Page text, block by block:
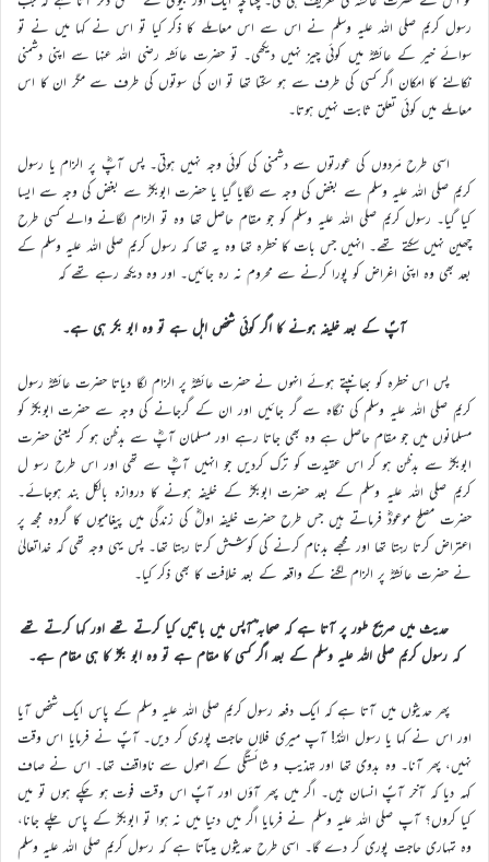
رسول کریم صلی اللہ علیہ وسلم نے اس سے اس معاملے کا ذکر کیا تو اس نے کہا میں نے تو
سوائے خیر کے عائشہؓ میں کوئی چیز نہیں دیکھی۔ تو حضرت عائشہ رضی اللہ عنہا سے اپنی دشمنی
نکالنے کا امکان اگر کسی کی طرف سے ہو سکتا تھا تو ان کی سوتوں کی طرف سے مگر ان کا اس
معاملے میں کوئی تعلق ثابت نہیں ہوتا۔
اسی طرح مَردوں کی عورتوں سے دشمنی کی کوئی وجہ نہیں ہوتی۔ پس آپؓ پر الزام یا رسول
کریم صلی اللہ علیہ وسلم سے بغض کی وجہ سے لگایا گیا یا حضرت ابوبکرؓ سے بغض کی وجہ سے ایسا
کیا گیا۔ رسول کریم صلی اللہ علیہ وسلم کو جو مقام حاصل تھا وہ تو الزام لگانے والے کسی طرح
چھین نہیں سکتے تھے۔ انہیں جس بات کا خطرہ تھا وہ یہ تھا کہ رسول کریم صلی اللہ علیہ وسلم کے
بعد بھی وہ اپنی اغراض کو پورا کرنے سے محروم نہ رہ جائیں۔ اور وہ دیکھ رہے تھے کہ
آپؐ کے بعد خلیفہ ہونے کا اگر کوئی شخص اہل ہے تو وہ ابو بکر ہی ہے۔
پس اس خطرہ کو بھانپتے ہوئے انہوں نے حضرت عائشہؓ پر الزام لگا دیاتا حضرت عائشہؓ رسول
کریم صلی اللہ علیہ وسلم کی نگاہ سے گر جائیں اور ان کے گرجانے کی وجہ سے حضرت ابوبکرؓ کو
مسلمانوں میں جو مقام حاصل ہے وہ بھی جاتا رہے اور مسلمان آپؓ سے بدظن ہو کر یعنی حضرت
ابوبکرؓ سے بدظن ہو کر اس عقیدت کو ترک کردیں جو انہیں آپؓ سے تھی اور اس طرح رسو ل
کریم صلی اللہ علیہ وسلم کے بعد حضرت ابوبکرؓ کے خلیفہ ہونے کا دروازہ بالکل بند ہوجائے۔
حضرت مصلح موعودؓ فرماتے ہیں جس طرح حضرت خلیفہ اولؓ کی زندگی میں پیغامیوں کا گروہ مجھ پر
اعتراض کرتا رہتا تھا اور مجھے بدنام کرنے کی کوشش کرتا رہتا تھا۔ پس یہی وجہ تھی کہ خداتعالیٰ
نے حضرت عائشہؓ پر الزام لگنے کے واقعہ کے بعد خلافت کا بھی ذکر کیا۔
حدیث میں صریح طور پر آتا ہے کہ صحابہ ؓآپس میں باتیں کیا کرتے تھے اور کہا کرتے تھے
کہ رسول کریم صلی اللہ علیہ وسلم کے بعد اگر کسی کا مقام ہے تو وہ ابو بکرؓ کا ہی مقام ہے۔
پھر حدیثوں میں آتا ہے کہ ایک دفعہ رسول کریم صلی اللہ علیہ وسلم کے پاس ایک شخص آیا
اور اس نے کہا یا رسول اللہؐ! آپ میری فلاں حاجت پوری کر دیں۔ آپؐ نے فرمایا اس وقت
نہیں، پھر آنا۔ وہ بدوی تھا اور تہذیب و شائستگی کے اصول سے ناواقف تھا۔ اس نے صاف
کہہ دیا کہ آخر آپؐ انسان ہیں۔ اگر میں پھر آؤں اور آپؐ اس وقت فوت ہو چکے ہوں تو میں
کیا کروں؟ آپ صلی اللہ علیہ وسلم نے فرمایا اگر میں دنیا میں نہ ہوا تو ابوبکرؓ کے پاس چلے جانا،
وہ تمہاری حاجت پوری کر دے گا۔ اسی طرح حدیثوں میںآتا ہے کہ رسول کریم صلی اللہ علیہ وسلم